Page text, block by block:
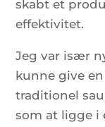
skabt et
effektivitet.
Jeg var især
kunne give
traditionel
som at ligge i